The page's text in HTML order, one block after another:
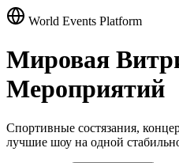
World Events Platform
Мировая
Мероприятий
Спортивные состязания,
лучшие шоу на одной